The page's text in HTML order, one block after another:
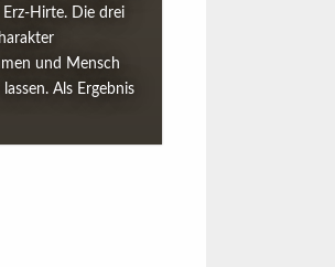
Hirte. Die drei
und Mensch
Als Ergebnis